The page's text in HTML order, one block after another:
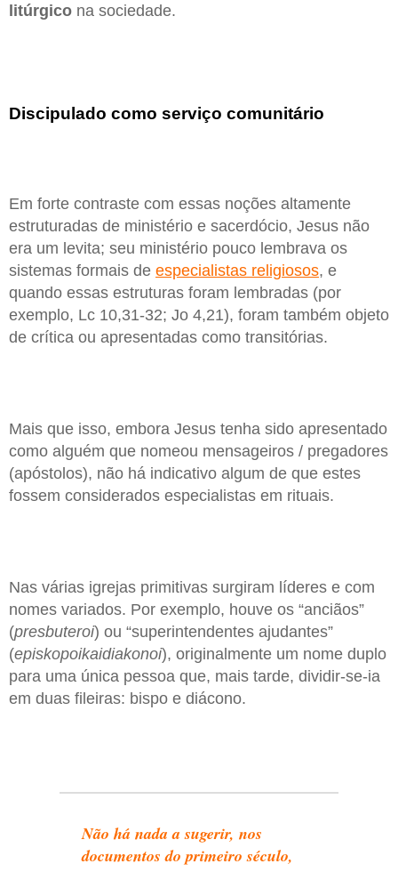
litúrgico na sociedade.
Discipulado como serviço comunitário
Em forte contraste com essas noções altamente
estruturadas de ministério e sacerdócio, Jesus não
era um levita; seu ministério pouco lembrava os
sistemas formais de especialistas religiosos, e
quando essas estruturas foram lembradas (por
exemplo, Lc 10,31-32; Jo 4,21), foram também objeto
de crítica ou apresentadas como transitórias.
Mais que isso, embora Jesus tenha sido apresentado
como alguém que nomeou mensageiros / pregadores
(apóstolos), não há indicativo algum de que estes
fossem considerados especialistas em rituais.
Nas várias igrejas primitivas surgiram líderes e com
nomes variados. Por exemplo, houve os “anciãos”
(presbuteroi) ou “superintendentes ajudantes”
(episkopoikaidiakonoi), originalmente um nome duplo
para uma única pessoa que, mais tarde, dividir-se-ia
em duas fileiras: bispo e diácono.
Não há nada a sugerir, nos
documentos do primeiro século,